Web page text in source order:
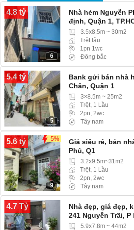
4.8 tỷ
6
Nhà hẻm Nguyễn
định, Quận 1,
3.5x8.5m ~ 30m2
Trệt lầu
1pn 1wc
Đông bắc
5.4 tỷ
5
Bank gửi bán nhà
Chân, Quận 1
3×8.5m ~ 25m2
Trệt, 1 Lầu
2pn, 2wc
Tây nam
5.6 tỷ -5%
9
Giá siêu rẻ, bán
Phủ, Q1
3.2x9.5m~31m2
Trệt, 1 Lầu
2pn, 2wc
Tây nam
4.7 Tỷ
Nhà đẹp, giá đẹp,
241 Nguyễn Trãi,
1
5.9x7.8m ~ 44m2